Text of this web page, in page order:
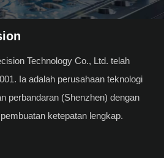
Technology Co., Ltd. telah
Ia adalah perusahaan teknologi
perbandaran (Shenzhen) dengan
ketepatan lengkap.